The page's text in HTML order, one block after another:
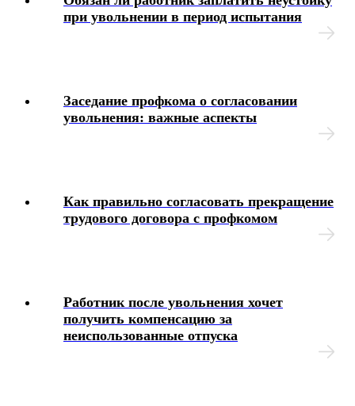
при увольнении в период испытания
Заседание профкома о согласовании
увольнения: важные аспекты
Как правильно согласовать прекращение
трудового договора с профкомом
Работник после увольнения хочет
получить компенсацию за
неиспользованные отпуска